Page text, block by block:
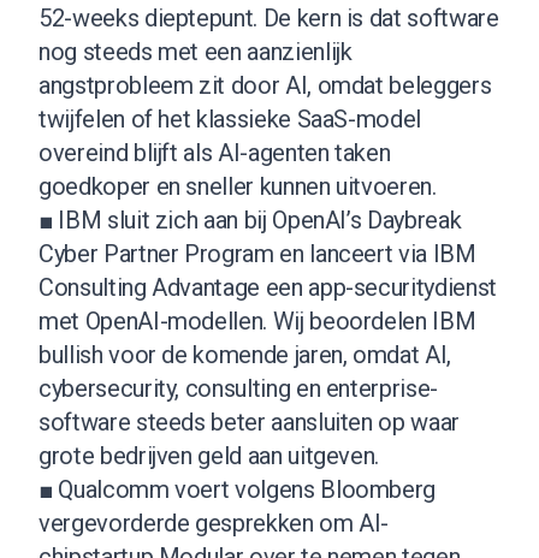
52-weeks dieptepunt. De kern is dat software
nog steeds met een aanzienlijk
angstprobleem zit door AI, omdat beleggers
twijfelen of het klassieke SaaS-model
overeind blijft als AI-agenten taken
goedkoper en sneller kunnen uitvoeren.
■ IBM sluit zich aan bij OpenAI’s Daybreak
Cyber Partner Program en lanceert via IBM
Consulting Advantage een app-securitydienst
met OpenAI-modellen. Wij beoordelen IBM
bullish voor de komende jaren, omdat AI,
cybersecurity, consulting en enterprise-
software steeds beter aansluiten op waar
grote bedrijven geld aan uitgeven.
■ Qualcomm voert volgens Bloomberg
vergevorderde gesprekken om AI-